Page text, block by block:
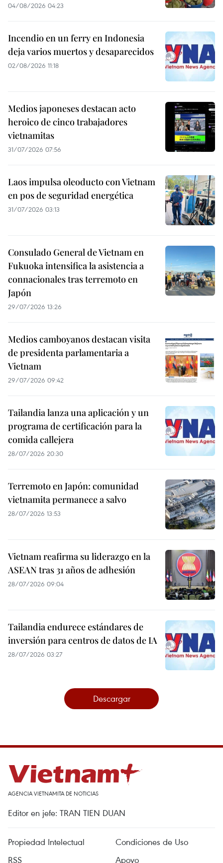
04/08/2026 04:23
Incendio en un ferry en Indonesia
deja varios muertos y desaparecidos
02/08/2026 11:18
Medios japoneses destacan acto
heroico de cinco trabajadores
vietnamitas
31/07/2026 07:56
Laos impulsa oleoducto con Vietnam
en pos de seguridad energética
31/07/2026 03:13
Consulado General de Vietnam en
Fukuoka intensifica la asistencia a
connacionales tras terremoto en
Japón
29/07/2026 13:26
Medios camboyanos destacan visita
de presidenta parlamentaria a
Vietnam
29/07/2026 09:42
Tailandia lanza una aplicación y un
programa de certificación para la
comida callejera
28/07/2026 20:30
Terremoto en Japón: comunidad
vietnamita permanece a salvo
28/07/2026 13:53
Vietnam reafirma su liderazgo en la
ASEAN tras 31 años de adhesión
28/07/2026 09:04
Tailandia endurece estándares de
inversión para centros de datos de IA
28/07/2026 03:27
Descargar
AGENCIA VIETNAMITA DE NOTICIAS
Editor en jefe: TRAN TIEN DUAN
Propiedad Intelectual
Condiciones de Uso
RSS
Apoyo